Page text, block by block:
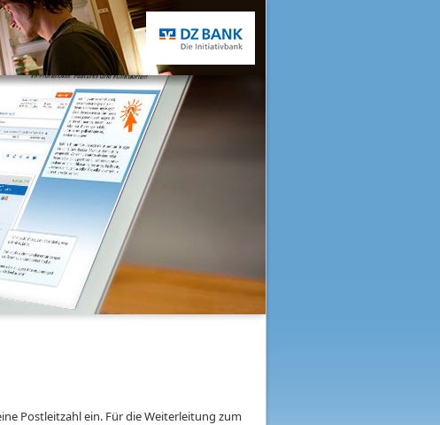
Postleitzahl ein. Für die Weiterleitung zum